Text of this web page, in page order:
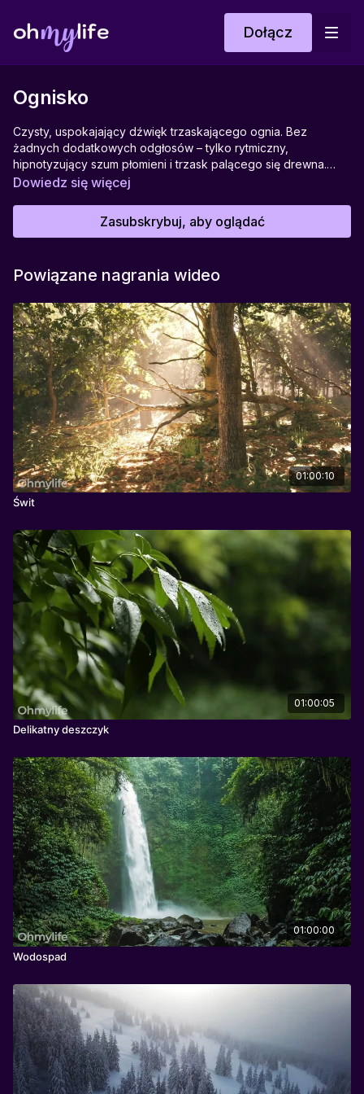
Dołącz
Ognisko
Czysty, uspokajający dźwięk trzaskającego ognia. Bez
żadnych dodatkowych odgłosów – tylko rytmiczny,
hipnotyzujący szum płomieni i trzask palącego się drewna.
Idealny do:
Dowiedz się więcej
Zasubskrybuj, aby oglądać
Powiązane nagrania wideo
01:00:10
Świt
01:00:05
Delikatny deszczyk
01:00:00
Wodospad